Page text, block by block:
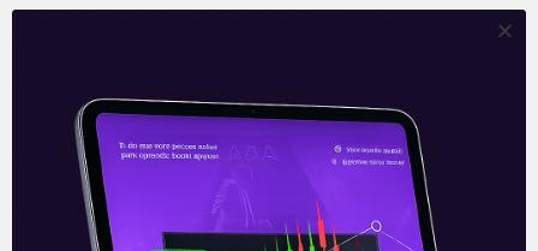
aumente a disputa por ativos e a
destas. Por consequência, com essa maior
disputa nas aquisições de empresas
menores, não listadas, o preço destas
tenderá a subir, inflando os seus múltiplos.